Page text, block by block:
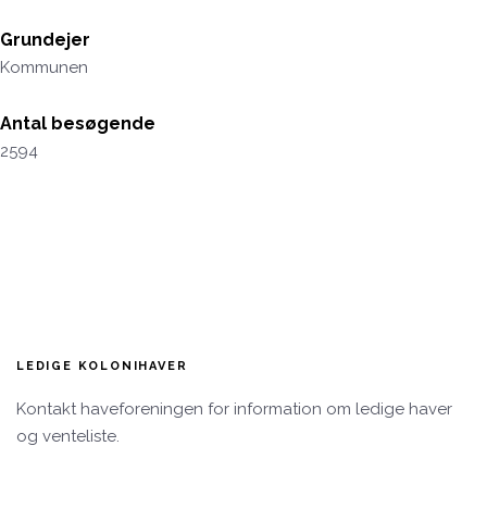
LEDIGE KOLONIHAVER
Kontakt haveforeningen for information om ledige haver
og venteliste.
Grundejer
Kommunen
Antal besøgende
2594